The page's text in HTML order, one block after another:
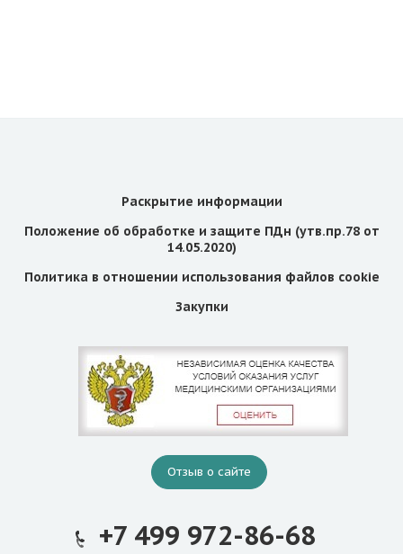
Раскрытие информации
Положение об обработке и защите ПДн (утв.пр.78 от
14.05.2020)
Политика в отношении использования файлов cookie
Закупки
Отзыв о сайте
+7 499 972-86-68